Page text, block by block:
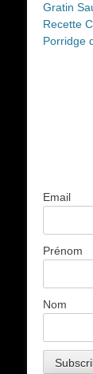
Gratin
Recette
Porridge
Email
Prénom
Nom